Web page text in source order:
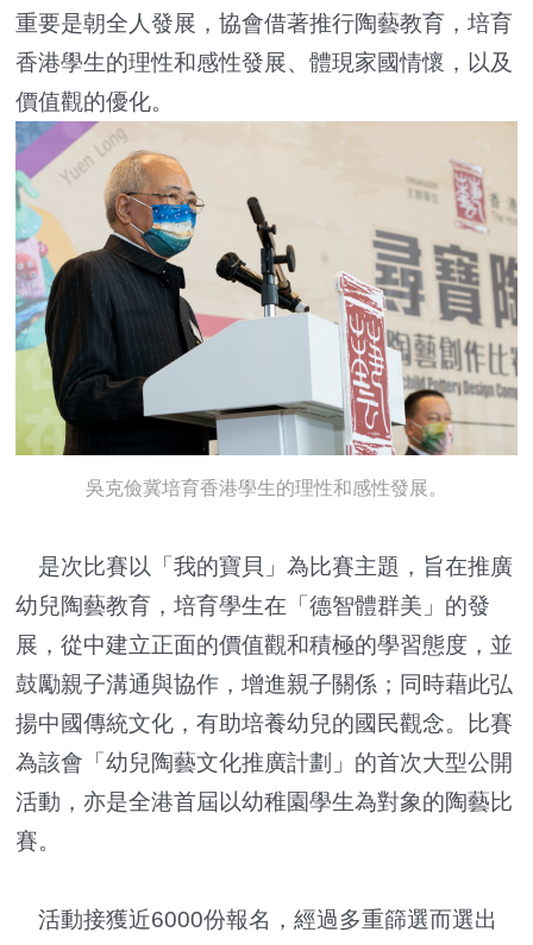
重要是朝全人發展，協會借著推行陶藝教育，培育
香港學生的理性和感性發展、體現家國情懷，以及
價值觀的優化。
吳克儉冀培育香港學生的理性和感性發展。
是次比賽以「我的寶貝」為比賽主題，旨在推廣
幼兒陶藝教育，培育學生在「德智體群美」的發
展，從中建立正面的價值觀和積極的學習態度，並
鼓勵親子溝通與協作，增進親子關係；同時藉此弘
揚中國傳統文化，有助培養幼兒的國民觀念。比賽
為該會「幼兒陶藝文化推廣計劃」的首次大型公開
活動，亦是全港首屆以幼稚園學生為對象的陶藝比
賽。
活動接獲近6000份報名，經過多重篩選而選出